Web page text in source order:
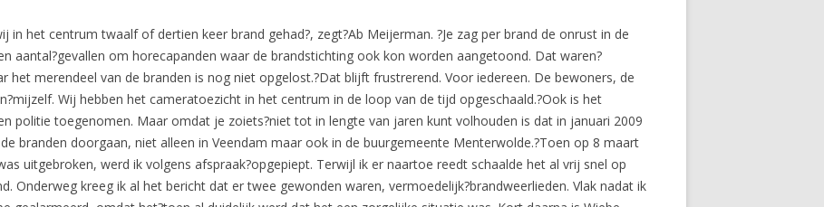
in het centrum twaalf of dertien keer brand gehad?, zegt?Ab Meijerman. ?Je zag per brand de onrust in de
aantal?gevallen om horecapanden waar de brandstichting ook kon worden aangetoond. Dat waren?
het merendeel van de branden is nog niet opgelost.?Dat blijft frustrerend. Voor iedereen. De bewoners, de
Wij hebben het cameratoezicht in het centrum in de loop van de tijd opgeschaald.?Ook is het
politie toegenomen. Maar omdat je zoiets?niet tot in lengte van jaren kunt volhouden is dat in januari 2009
branden doorgaan, niet alleen in Veendam maar ook in de buurgemeente Menterwolde.?Toen op 8 maart
uitgebroken, werd ik volgens afspraak?opgepiept. Terwijl ik er naartoe reedt schaalde het al vrij snel op
Onderweg kreeg ik al het bericht dat er twee gewonden waren, vermoedelijk?brandweerlieden. Vlak nadat ik